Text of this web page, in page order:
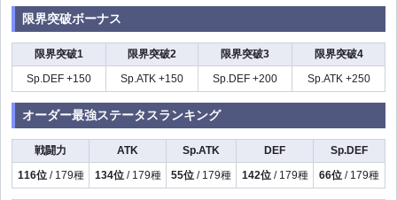
限界突破ボーナス
限界突破1 限界突破2 限界突破3
限界突破4
Sp.DEF +150
Sp.ATK +150 Sp.DEF +200 Sp.ATK +250
オーダー最強ステータスランキング
戦闘力 ATK Sp.ATK DEF
Sp.DEF
116位/ 179種 134位/ 179種 55位 / 179種 142位/ 179種 66位 / 179種